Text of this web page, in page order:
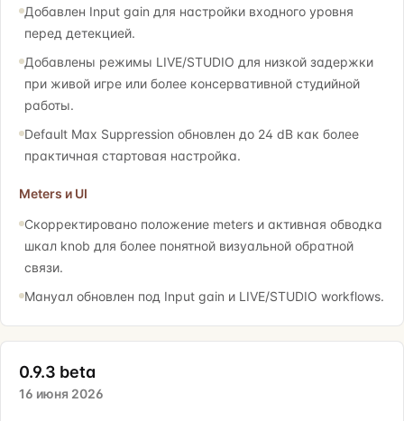
Добавлен Input gain для настройки входного уровня
перед детекцией.
Добавлены режимы LIVE/STUDIO для низкой задержки
при живой игре или более консервативной студийной
работы.
Default Max Suppression обновлен до 24 dB как более
практичная стартовая настройка.
Meters и UI
Скорректировано положение meters и активная обводка
шкал knob для более понятной визуальной обратной
связи.
Мануал обновлен под Input gain и LIVE/STUDIO workflows.
0.9.3 beta
16 июня 2026